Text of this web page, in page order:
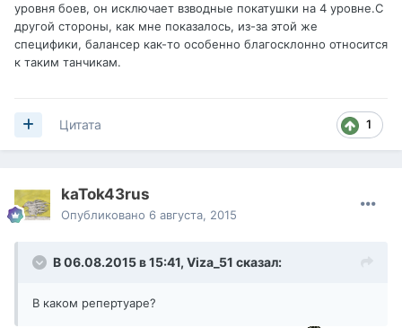
уровня боев, он исключает взводные покатушки на 4 уровне.С
другой стороны, как мне показалось, из-за этой же
специфики, балансер как-то особенно благосклонно относится
к таким танчикам.
1
Цитата
kaTok43rus
Опубликовано 6 августа, 2015
В 06.08.2015 в 15:41, Viza_51 сказал:
В каком репертуаре?